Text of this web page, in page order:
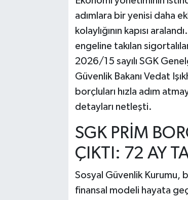
adımlara bir yenisi daha
kolaylığının kapısı
engeline takılan
2026/15 sayılı SGK
Güvenlik Bakanı Vedat
borçluları hızla adım
detayları netleşti.
SGK PRİM
ÇIKTI: 72 AY
Sosyal Güvenlik Kurumu,
finansal modeli hayata